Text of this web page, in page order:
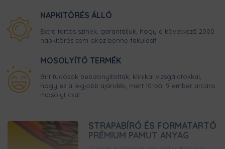
NAPKITÖRÉS ÁLLÓ
Extra tartós színek, garantáljuk, hogy a következő 2000
napkitörés sem okoz benne fakulást!
MOSOLYÍTÓ TERMÉK
Brit tudósok bebizonyították, klinikai vizsgálatokkal,
hogy ez a legjobb ajándék, mert 10-ből 9 ember arcára
mosolyt csal.
STRAPABÍRÓ ÉS FORMATARTÓ
PRÉMIUM PAMUT ANYAG